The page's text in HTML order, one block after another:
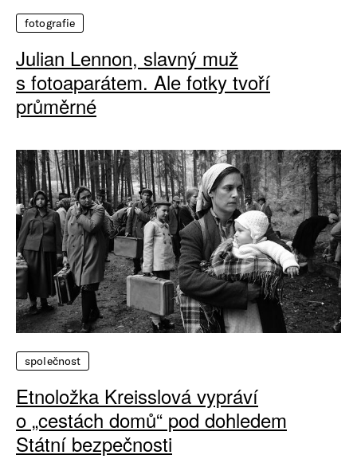
fotografie
Julian Lennon, slavný muž
s fotoaparátem. Ale fotky tvoří
průměrné
společnost
Etnoložka Kreisslová vypráví
o „cestách domů“ pod dohledem
Státní bezpečnosti